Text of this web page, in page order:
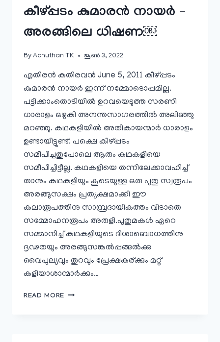
കീഴ്പ്പടം കുമാരൻ നായർ –
അരങ്ങിലെ ധിഷണ￼
By Achuthan TK ജൂൺ 3, 2022
എതിരൻ കതിരവൻ June 5, 2011 കീഴ്പ്പടം
കുമാരന്‍ നായര്‍ ഇന്ന് നമ്മോടൊപ്പമില്ല.
പട്ടിക്കാംതൊടിയില്‍ ഉറവയെടുത്ത സരണി
ധാരാളം ഒഴുകി അനന്തസാഗരത്തില്‍ അലിഞ്ഞു
മറഞ്ഞു. കഥകളിയില്‍ അതികായന്മാര്‍ ധാരാളം
ഉണ്ടായിട്ടുണ്ട്. പക്ഷെ കീഴ്പ്പടം
സമീപിച്ചതുപോലെ ആരും കഥകളിയെ
സമീപിച്ചിട്ടീല്ല. കഥകളിയെ തന്നിലേക്കാവഹിച്ച്
താനും കഥകളിയും കൂടെയുള്ള ഒരു പുതു സ്വരൂപം
അരങ്ങുസക്ഷം പ്രത്യക്ഷമാക്കി ഈ
കലാരൂപത്തിനു സാമ്പ്രദായികത്തം വിടാതെ
സമ്മോഹനരൂപം അരുളി.പുതുമകള്‍ ഏറെ
സമ്മാനിച്ച് കഥകളിയുടെ ദിശാബൊധത്തിനു
ദൃഢതയും അരങ്ങുസങ്കല്‍പ്പങ്ങല്‍ക്കു
വൈപുല്യവും തുറവും പ്രേക്ഷകര്ക്കും മറ്റ്
കളിയാശാന്മാര്‍ക്കും…
READ MORE കീഴ്പ്പടം